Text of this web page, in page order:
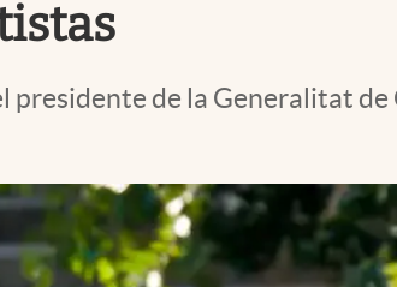
presidente de la Generalitat